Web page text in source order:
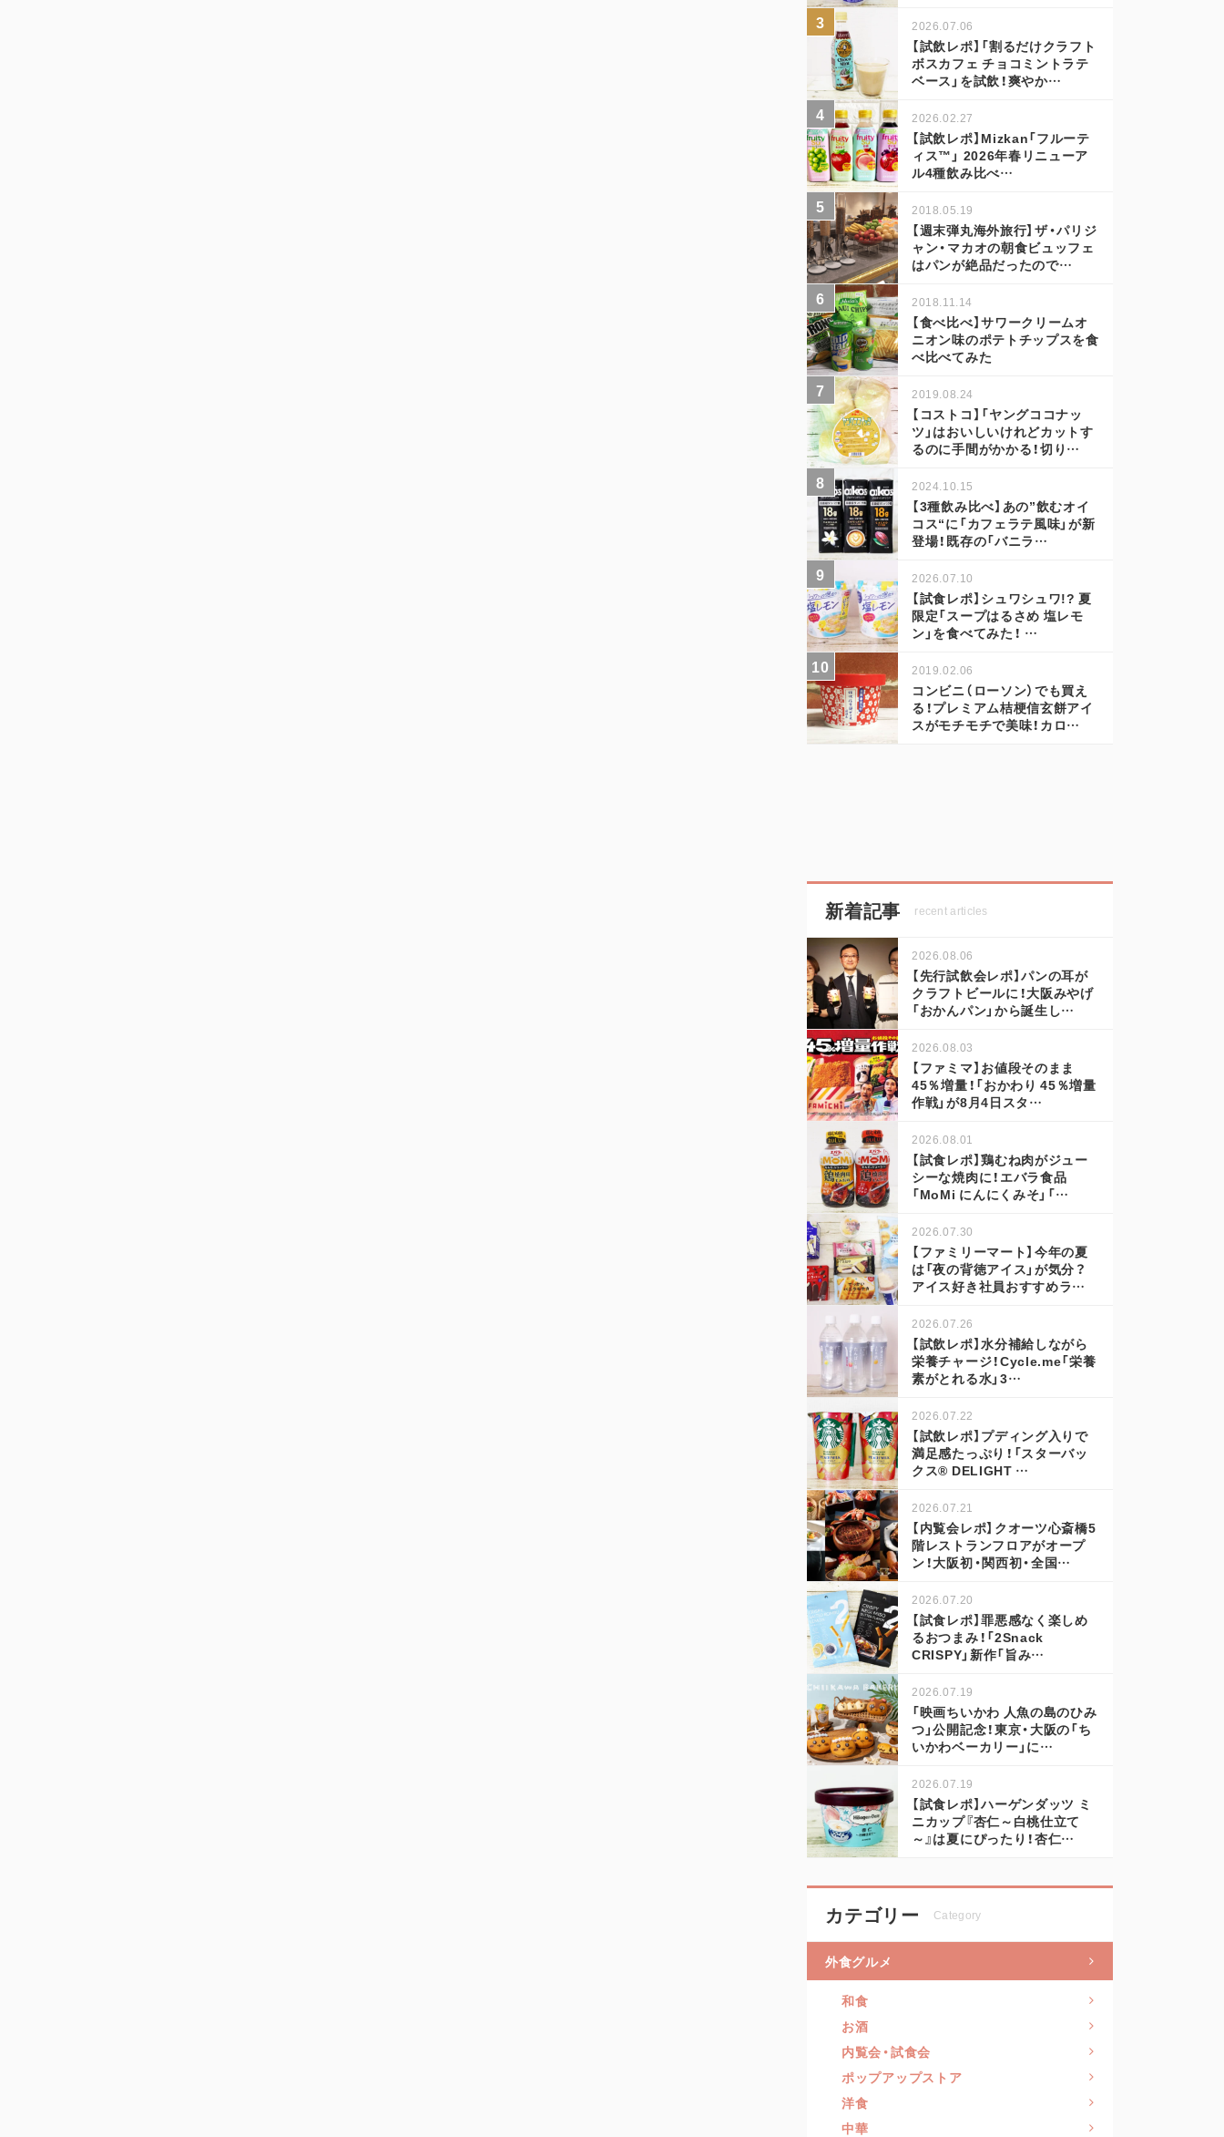
2026.07.06
【試飲レポ】「割るだけクラフト
ボスカフェ チョコミントラテ
ベース」を試飲！爽やか…
2026.02.27
【試飲レポ】Mizkan「フルーテ
ィス™」 2026年春リニューア
ル4種飲み比べ…
2018.05.19
【週末弾丸海外旅行】ザ・パリジ
ャン・マカオの朝食ビュッフェ
はパンが絶品だったので…
2018.11.14
【食べ比べ】サワークリームオ
ニオン味のポテトチップスを食
べ比べてみた
2019.08.24
【コストコ】「ヤングココナッ
ツ」はおいしいけれどカットす
るのに手間がかかる！切り…
2024.10.15
【3種飲み比べ】あの”飲むオイ
コス“に「カフェラテ風味」が新
登場！既存の「バニラ…
2026.07.10
【試食レポ】シュワシュワ!? 夏
限定「スープはるさめ 塩レモ
ン」を食べてみた！ …
2019.02.06
コンビニ（ローソン）でも買え
る！プレミアム桔梗信玄餅アイ
スがモチモチで美味！カロ…
新着記事 recent articles
2026.08.06
【先行試飲会レポ】パンの耳が
クラフトビールに！大阪みやげ
「おかんパン」から誕生し…
2026.08.03
【ファミマ】お値段そのまま
45％増量！「おかわり 45％増量
作戦」が8月4日スタ…
2026.08.01
【試食レポ】鶏むね肉がジュー
シーな焼肉に！エバラ食品
「MoMi にんにくみそ」「…
2026.07.30
【ファミリーマート】今年の夏
は「夜の背徳アイス」が気分？
アイス好き社員おすすめラ…
2026.07.26
【試飲レポ】水分補給しながら
栄養チャージ！Cycle.me「栄養
素がとれる水」3…
2026.07.22
【試飲レポ】プディング入りで
満足感たっぷり！「スターバッ
クス® DELIGHT …
2026.07.21
【内覧会レポ】クオーツ心斎橋5
階レストランフロアがオープ
ン！大阪初・関西初・全国…
2026.07.20
【試食レポ】罪悪感なく楽しめ
るおつまみ！「2Snack
CRISPY」新作「旨み…
2026.07.19
「映画ちいかわ 人魚の島のひみ
つ」公開記念！東京・大阪の「ち
いかわベーカリー」に…
2026.07.19
【試食レポ】ハーゲンダッツ ミ
ニカップ『杏仁～白桃仕立て
～』は夏にぴったり！杏仁…
カテゴリー Category
外食グルメ
和食
お酒
内覧会・試食会
ポップアップストア
洋食
中華